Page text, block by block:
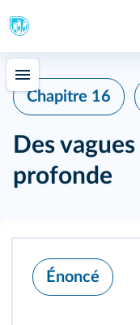
Chapitre 16
Des
profonde
Énoncé